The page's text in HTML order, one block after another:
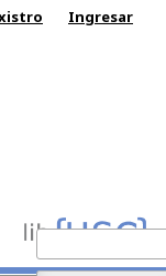
Ingresar